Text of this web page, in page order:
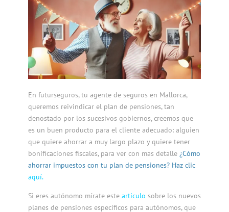
En futurseguros, tu agente de seguros en Mallorca,
queremos reivindicar el plan de pensiones, tan
denostado por los sucesivos gobiernos, creemos que
es un buen producto para el cliente adecuado: alguien
que quiere ahorrar a muy largo plazo y quiere tener
bonificaciones fiscales, para ver con mas detalle ¿Cómo
ahorrar impuestos con tu plan de pensiones? Haz clic
aquí.
Si eres autónomo mírate este articulo sobre los nuevos
planes de pensiones específicos para autónomos, que